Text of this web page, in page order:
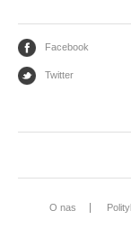
Facebook
Twitter
O nas